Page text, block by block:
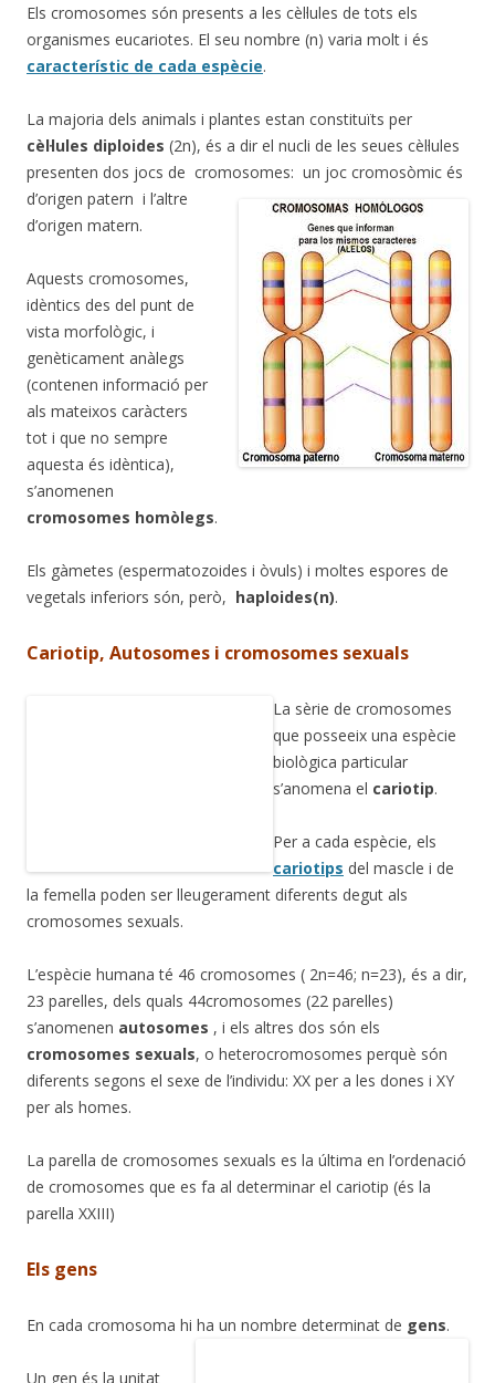
Els cromosomes són presents a les cèl·lules de tots els
organismes eucariotes. El seu nombre (n) varia molt i és
característic de cada espècie.
La majoria dels animals i plantes estan constituïts per
cèl·lules diploides (2n), és a dir el nucli de les seues cèl·lules
presenten dos jocs de cromosomes: un joc cromosòmic és
d’origen patern i l’altre
d’origen matern.
Aquests cromosomes,
idèntics des del punt de
vista morfològic, i
genèticament anàlegs
(contenen informació per
als mateixos caràcters
tot i que no sempre
aquesta és idèntica),
s’anomenen
cromosomes homòlegs.
Els gàmetes (espermatozoides i òvuls) i moltes espores de
vegetals inferiors són, però, haploides(n).
Cariotip, Autosomes i cromosomes sexuals
La sèrie de cromosomes
que posseeix una espècie
biològica particular
s’anomena el cariotip.
Per a cada espècie, els
cariotips del mascle i de
la femella poden ser lleugerament diferents degut als
cromosomes sexuals.
L’espècie humana té 46 cromosomes ( 2n=46; n=23), és a dir,
23 parelles, dels quals 44cromosomes (22 parelles)
s’anomenen autosomes , i els altres dos són els
cromosomes sexuals, o heterocromosomes perquè són
diferents segons el sexe de l’individu: XX per a les dones i XY
per als homes.
La parella de cromosomes sexuals es la última en l’ordenació
de cromosomes que es fa al determinar el cariotip (és la
parella XXIII)
Els gens
En cada cromosoma hi ha un nombre determinat de gens.
Un gen és la unitat